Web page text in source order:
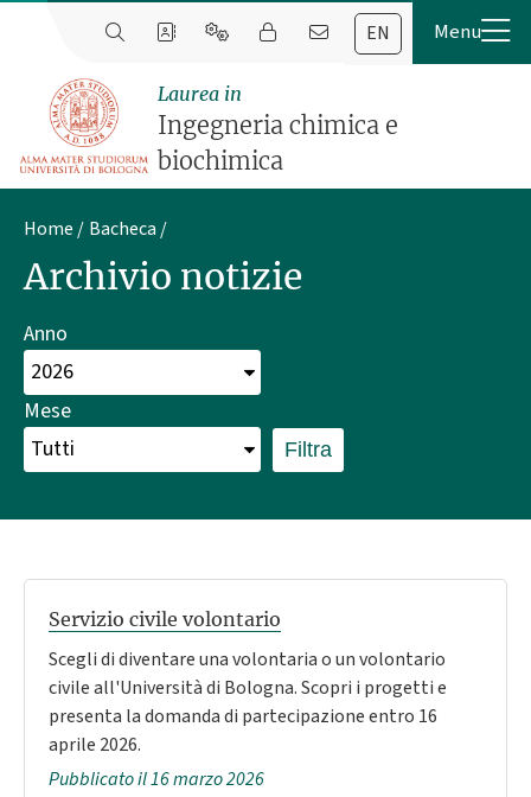
EN
Laurea in
Ingegneria chimica e
biochimica
Home Bacheca
Archivio notizie
Anno
Mese
Filtra
Servizio civile volontario
Scegli di diventare una volontaria o un volontario
civile all'Università di Bologna. Scopri i progetti e
presenta la domanda di partecipazione entro 16
aprile 2026.
Pubblicato il 16 marzo 2026